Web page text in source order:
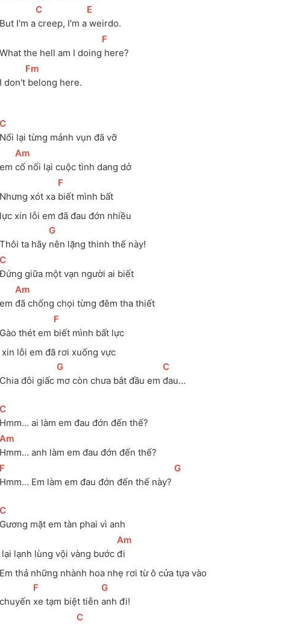
But I'm a
[
C
creep, I'm a
[E
weirdo.
What the hell am I doing
[F
here?
I don't
[Fm
belong here.
[
C
Nối lại từng mảnh vụn đã vỡ
em
[
Am
cố nối lại cuộc tình dang dở
Nhưng xót xa
[F
biết mình bất
lực xin lỗi em đã đau đớn nhiều
Thôi ta hãy
[
G
nên lặng thinh thế này!
[
C
Đứng giữa một vạn người ai biết
em
[
Am
đã chống chọi từng đêm tha thiết
Gào thét em
[F
biết mình bất lực
xin lỗi em đã rơi xuống vực
Chia đôi giấc
[
G
mơ còn chưa bắt đầu em
[
C
đau…
[
C
Hmm… ai làm em đau đớn đến thế?
[
Am
Hmm… anh làm em đau đớn đến thế?
[F
Hmm… Em làm em đau đớn đến thế này?
[
G
[
C
Gương mặt em tàn phai vì anh
lại lạnh lùng vội vàng bước
[
Am
đi
Em thả những nhành hoa nhẹ rơi từ ô cửa tựa vào
chuyến
[F
xe tạm biệt tiễn
[
G
anh đi!
[
C